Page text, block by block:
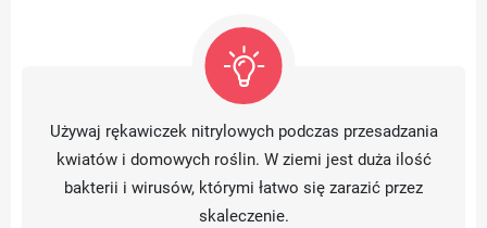
Używaj rękawiczek nitrylowych podczas przesadzania
kwiatów i domowych roślin. W ziemi jest duża ilość
bakterii i wirusów, którymi łatwo się zarazić przez
skaleczenie.